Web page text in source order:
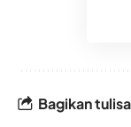
Bagikan